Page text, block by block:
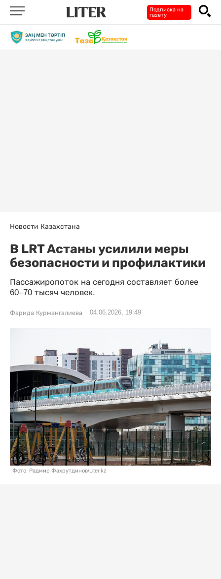
Подписка на
газету
Новости Казахстана
В LRT Астаны усилили меры
безопасности и профилактики
Пассажиропоток на сегодня составляет более
60–70 тысяч человек.
Фарида Курмангалиева 04.06.2026, 19:49
Фото: Радмир Фахрутдинов/Liter.kz